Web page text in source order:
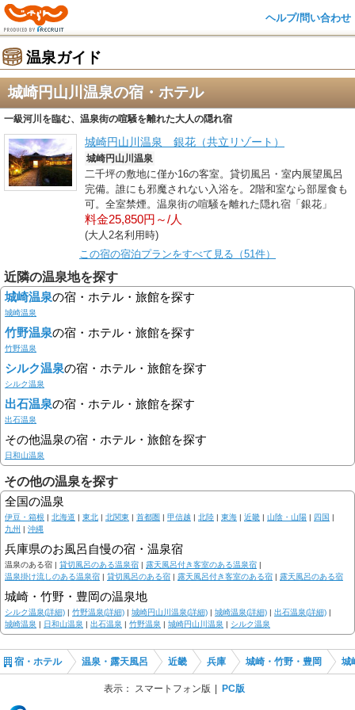
ヘルプ/問い合わせ
温泉ガイド
城崎円山川温泉の宿・ホテル
一級河川を臨む、温泉街の喧騒を離れた大人の隠れ宿
城崎円山川温泉 銀花（共立リゾート）
城崎円山川温泉
二千坪の敷地に僅か16の客室。貸切風呂・室内展望風呂
完備。誰にも邪魔されない入浴を。2階和室なら部屋食も
可。全室禁煙。温泉街の喧騒を離れた隠れ宿「銀花」
料金25,850円～/人
(大人2名利用時)
この宿の宿泊プランをすべて見る（51件）
近隣の温泉地を探す
城崎温泉の宿・ホテル・旅館を探す
城崎温泉
竹野温泉の宿・ホテル・旅館を探す
竹野温泉
シルク温泉の宿・ホテル・旅館を探す
シルク温泉
出石温泉の宿・ホテル・旅館を探す
出石温泉
その他温泉の宿・ホテル・旅館を探す
日和山温泉
その他の温泉を探す
全国の温泉
伊豆・箱根 | 北海道 | 東北 | 北関東 | 首都圏 | 甲信越 | 北陸 | 東海 | 近畿 | 山陰・山陽 | 四国 |
九州 | 沖縄
兵庫県のお風呂自慢の宿・温泉宿
温泉のある宿 | 貸切風呂のある温泉宿 | 露天風呂付き客室のある温泉宿 |
温泉掛け流しのある温泉宿 | 貸切風呂のある宿 | 露天風呂付き客室のある宿 | 露天風呂のある宿
城崎・竹野・豊岡の温泉地
シルク温泉(詳細) | 竹野温泉(詳細) | 城崎円山川温泉(詳細) | 城崎温泉(詳細) | 出石温泉(詳細) |
城崎温泉 | 日和山温泉 | 出石温泉 | 竹野温泉 | 城崎円山川温泉 | シルク温泉
宿・ホテル 温泉・露天風呂 近畿 兵庫 城崎・竹野・豊岡 城
表示： スマートフォン版 PC版